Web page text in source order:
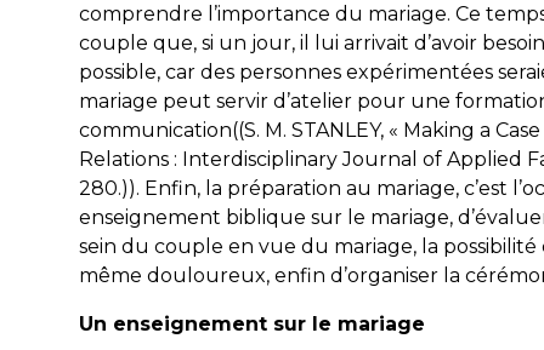
comprendre l’importance du mariage. Ce
couple que, si un jour, il lui arrivait d’avoir
possible, car des personnes expérimentées
mariage peut servir d’atelier pour une
communication((S. M. STANLEY, « Making a
Relations : Interdisciplinary Journal of Applied
280.)). Enfin, la préparation au mariage, c’est
enseignement biblique sur le mariage,
sein du couple en vue du mariage, la possibilité
même douloureux, enfin d’organiser la
Un enseignement sur le mariage